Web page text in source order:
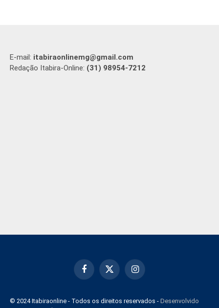
E-mail: itabiraonlinemg@gmail.com
Redação Itabira-Online: (31) 98954-7212
Facebook
X
Instagram
© 2024 Itabiraonline - Todos os direitos reservados - Desenvolvido